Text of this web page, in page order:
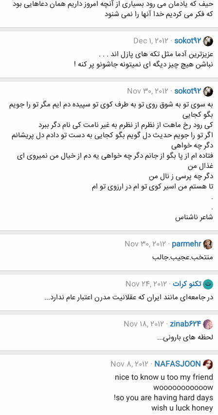
حیف که یادمان می رود بسیاری از آنچه امروز داریم همان دعاهایی بود
که فکر می کردیم خدا آنها را نمی شنود
sokot92
Dec 1, 2012
عزیزترین آدما مثل تکه های پازل اند . . .
نباشن هیچ چیز دیگه ای نمیتونه جاشونو پر کنه !
sokot92
Nov 30, 2012
به سوی تو به شوق روی تو به طرف کوی تو سپیده دم ایم مگر تو را جویم
بگو کجایی
کی رود رخ ماهت از نظرم از نظرم به غیر نامت کی نام دگر ببرد
اگر تو را جویم حدیث دل گویم بگو کجایی به دست تو دادم دل پریشانم
دگر چه خواهی
فتاده ام از پا بگو از جانم دگر چه خواهی یه دم از خیال من نمیروی ای
غذال من
دگر چه پرسی ز نال من
تا هستم من اسیر کوی تو ام در ارزوی تو ام
.
.
شاعر ناشناس
parmehr
Nov 30, 2012
منتخب.عجیب.جالب
ت تکنو کرات Nov 24, 2012
در جامعه‌ای مانند ایران که عقلانیت مدرن اعتبار عام ندارد...
zinab624
Nov 18, 2012
لحظه های بارونی...
NAFASJOON
Nov 8, 2012
nice to know u too my friend
wooooooooooow
so you are having hard days!
wish u luck honey